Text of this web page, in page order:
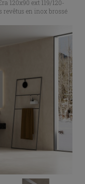
120x90 ext 119/120-
revêtus en inox brossé